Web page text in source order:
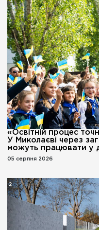
«Освітній процес
У Миколаєві через
можуть працювати у
05 серпня 2026